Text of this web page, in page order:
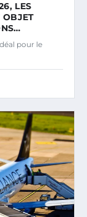
LES
OBJET
pour le